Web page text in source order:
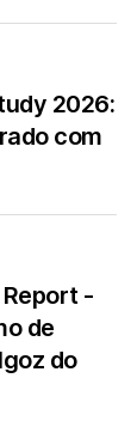
2026:
com
-
de
do